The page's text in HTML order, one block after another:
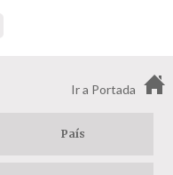
Ir a Portada
País